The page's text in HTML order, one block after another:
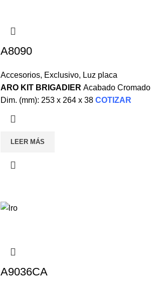
A8090
Accesorios, Exclusivo, Luz placa
ARO KIT BRIGADIERAcabado Cromado
Dim. (mm): 253 x 264 x 38COTIZAR
LEER MÁS
A9036CA